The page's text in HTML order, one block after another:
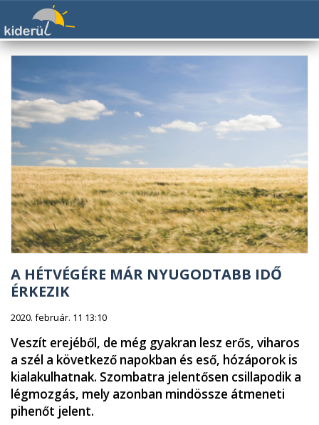
A HÉTVÉGÉRE MÁR NYUGODTABB IDŐ
ÉRKEZIK
2020. február. 11 13:10
Veszít erejéből, de még gyakran lesz erős, viharos
a szél a következő napokban és eső, hózáporok is
kialakulhatnak. Szombatra jelentősen csillapodik a
légmozgás, mely azonban mindössze átmeneti
pihenőt jelent.